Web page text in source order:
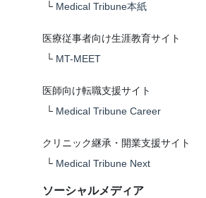
└ Medical Tribune本紙
医療従事者向け生涯教育サイト
└ MT-MEET
医師向け転職支援サイト
└ Medical Tribune Career
クリニック継承・開業支援サイト
└ Medical Tribune Next
ソーシャルメディア